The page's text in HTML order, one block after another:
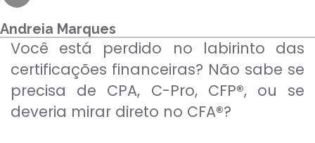
PORTAL EAD
Andreia Marques
Você está perdido no labirinto das
certificações financeiras? Não sabe se
precisa de CPA, C-Pro, CFP®, ou se
deveria mirar direto no CFA®?